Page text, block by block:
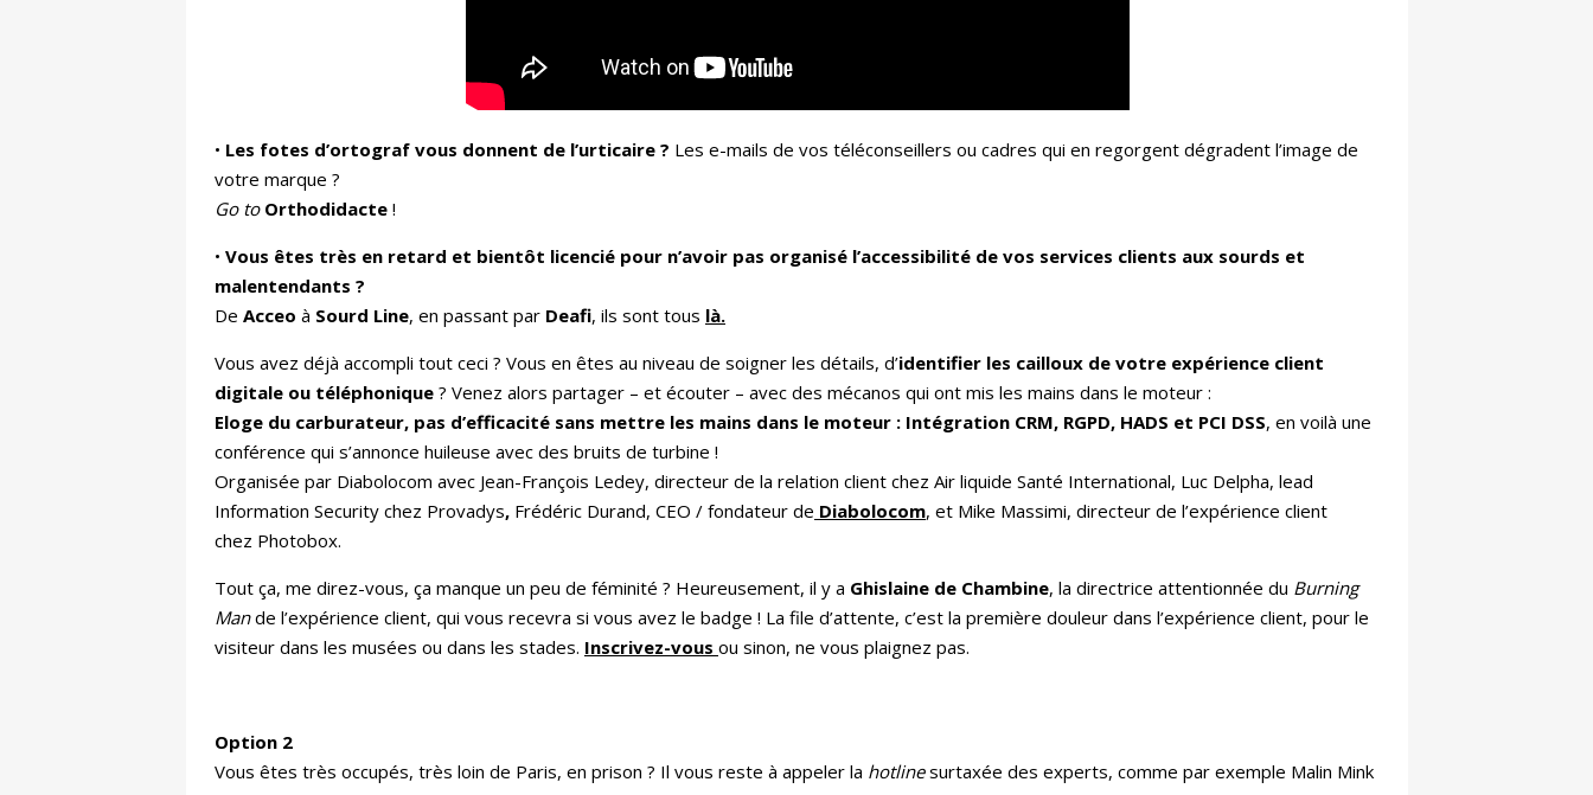
• Les fotes d’ortograf vous donnent de l’urticaire ? Les e-mails de vos téléconseillers ou cadres qui en regorgent dégradent l’image de
votre marque ?
Go to Orthodidacte !
• Vous êtes très en retard et bientôt licencié pour n’avoir pas organisé l’accessibilité de vos services clients aux sourds et
malentendants ?
De Acceo à Sourd Line, en passant par Deafi, ils sont tous là.
Vous avez déjà accompli tout ceci ? Vous en êtes au niveau de soigner les détails, d’identifier les cailloux de votre expérience client
digitale ou téléphonique ? Venez alors partager – et écouter – avec des mécanos qui ont mis les mains dans le moteur :
Eloge du carburateur, pas d’efficacité sans mettre les mains dans le moteur : Intégration CRM, RGPD, HADS et PCI DSS, en voilà une
conférence qui s’annonce huileuse avec des bruits de turbine !
Organisée par Diabolocom avec Jean-François Ledey, directeur de la relation client chez Air liquide Santé International, Luc Delpha, lead
Information Security chez Provadys, Frédéric Durand, CEO / fondateur de Diabolocom, et Mike Massimi, directeur de l’expérience client
chez Photobox.
Tout ça, me direz-vous, ça manque un peu de féminité ? Heureusement, il y a Ghislaine de Chambine, la directrice attentionnée du Burning
Mande l’expérience client, qui vous recevra si vous avez le badge ! La file d’attente, c’est la première douleur dans l’expérience client, pour le
visiteur dans les musées ou dans les stades. Inscrivez-vous ou sinon, ne vous plaignez pas.
Option 2
Vous êtes très occupés, très loin de Paris, en prison ? Il vous reste à appeler la hotlinesurtaxée des experts, comme par exemple Malin Mink